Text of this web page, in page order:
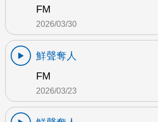
FM
2026/03/30
鮮聲奪人
FM
2026/03/23